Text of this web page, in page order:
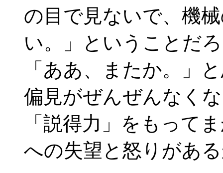
の目で見ないで、機
い。」ということだ
「ああ、またか。」
偏見がぜんぜんなく
「説得力」をもって
への失望と怒りがあ